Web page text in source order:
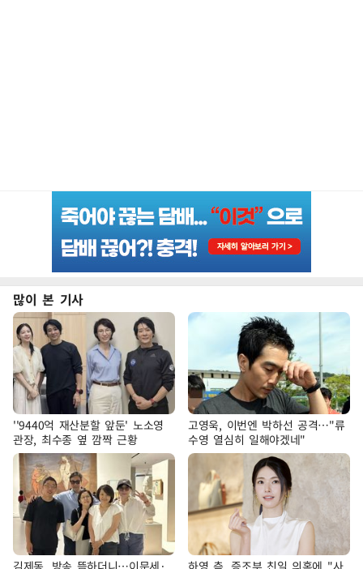
많이 본 기사
''9440억 재산분할 앞둔' 노소영
관장, 최수종 옆 깜짝 근황
고영욱, 이번엔 박하선 공격…"류
수영 열심히 일해야겠네"
김제동, 방송 뜸하더니…이문세· 하영 측, 증조부 친일 의혹에 "사